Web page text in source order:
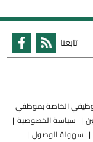
تابعنا
الخاصة بموظفي
سياسة الخصوصية
سهولة الوصول